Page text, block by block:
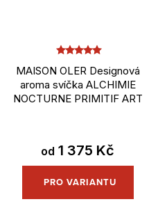
MAISON OLER Designová
aroma svíčka ALCHIMIE
NOCTURNE PRIMITIF ART
od 1 375 Kč